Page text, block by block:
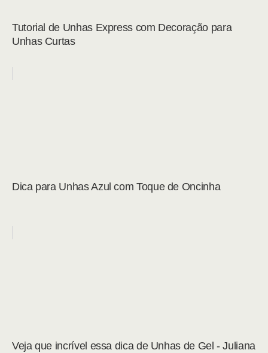
Tutorial de Unhas Express com Decoração para
Unhas Curtas
Dica para Unhas Azul com Toque de Oncinha
Veja que incrível essa dica de Unhas de Gel - Juliana